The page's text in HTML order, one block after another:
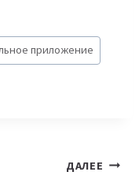
приложение
ДАЛЕЕ